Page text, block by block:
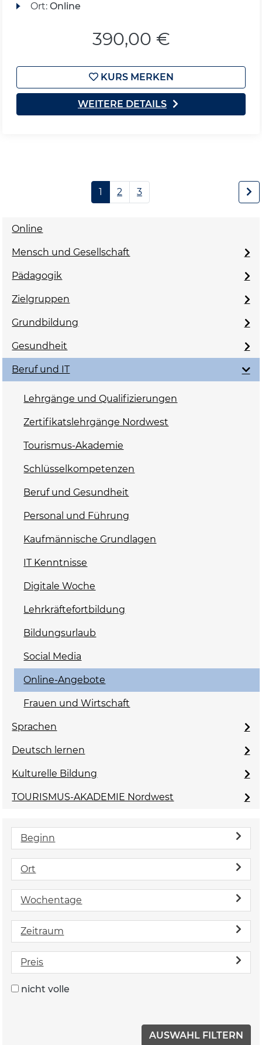
Ort: Online
390,00 €
KURS MERKEN
WEITERE DETAILS
1 2 3
Online
Mensch und Gesellschaft
Pädagogik
Zielgruppen
Grundbildung
Gesundheit
Beruf und IT
Lehrgänge und Qualifizierungen
Zertifikatslehrgänge Nordwest
Tourismus-Akademie
Schlüsselkompetenzen
Beruf und Gesundheit
Personal und Führung
Kaufmännische Grundlagen
IT Kenntnisse
Digitale Woche
Lehrkräftefortbildung
Bildungsurlaub
Social Media
Online-Angebote
Frauen und Wirtschaft
Sprachen
Deutsch lernen
Kulturelle Bildung
TOURISMUS-AKADEMIE Nordwest
Beginn
Ort
Wochentage
Zeitraum
Preis
nicht volle